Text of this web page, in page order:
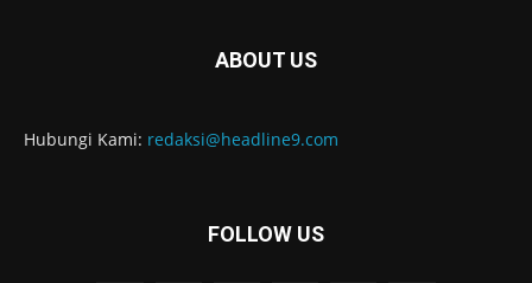
ABOUT US
Hubungi Kami: redaksi@headline9.com
FOLLOW US